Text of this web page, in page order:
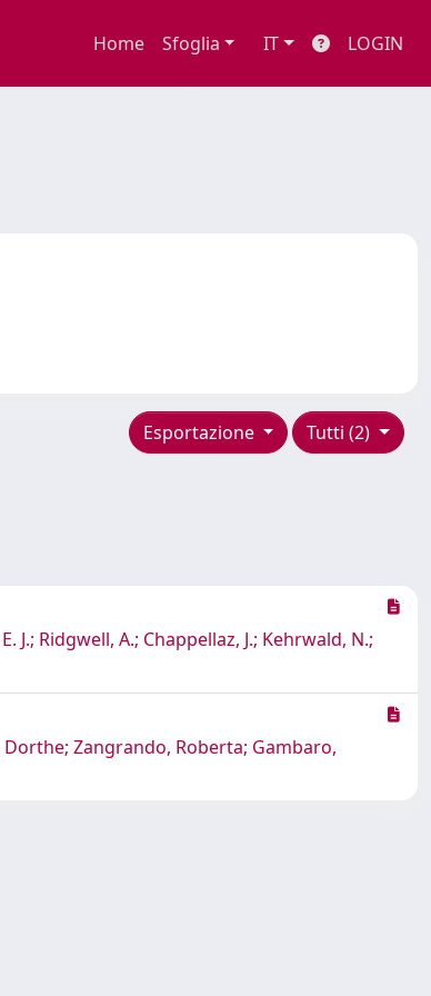
Home Sfoglia IT LOGIN
Tutti (2)
Esportazione
J.; Ridgwell, A.; Chappellaz, J.; Kehrwald, N.;
Dorthe; Zangrando, Roberta; Gambaro,